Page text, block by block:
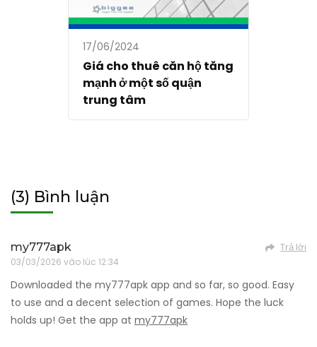
17/06/2024
Giá cho thuê căn hộ tăng
mạnh ở một số quận
trung tâm
(3) Bình luận
my777apk
03/03/2026 vào lúc 12:34
Trả lời
Downloaded the my777apk app and so far, so good. Easy
to use and a decent selection of games. Hope the luck
holds up! Get the app at my777apk